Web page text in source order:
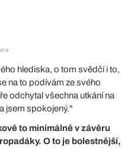
hlediska, o tom svědčí i to,
na to podívám ze svého
odchytal všechna utkání na
jsem spokojený."
to minimálně v závěru
O to je bolestnější,